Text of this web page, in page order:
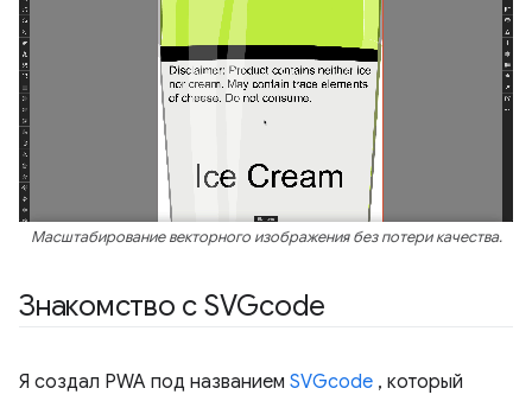
Масштабирование векторного изображения без потери качества.
Знакомство с SVGcode
Я создал PWA под названием SVGcode , который